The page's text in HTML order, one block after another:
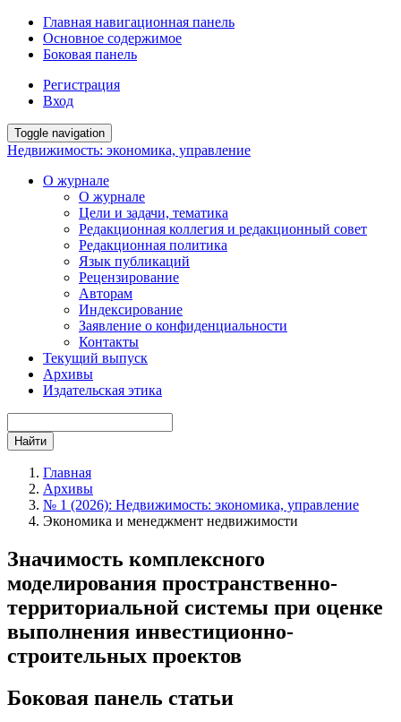
Главная навигационная панель
Основное содержимое
Боковая панель
Регистрация
Вход
Toggle navigation
Недвижимость: экономика, управление
О журнале
О журнале
Цели и задачи, тематика
Редакционная коллегия и редакционный совет
Редакционная политика
Язык публикаций
Рецензирование
Авторам
Индексирование
Заявление о конфиденциальности
Контакты
Текущий выпуск
Архивы
Издательская этика
Найти
Главная
Архивы
№ 1 (2026): Недвижимость: экономика, управление
Экономика и менеджмент недвижимости
Значимость комплексного
моделирования пространственно-
территориальной системы при оценке
выполнения инвестиционно-
строительных проектов
Боковая панель статьи